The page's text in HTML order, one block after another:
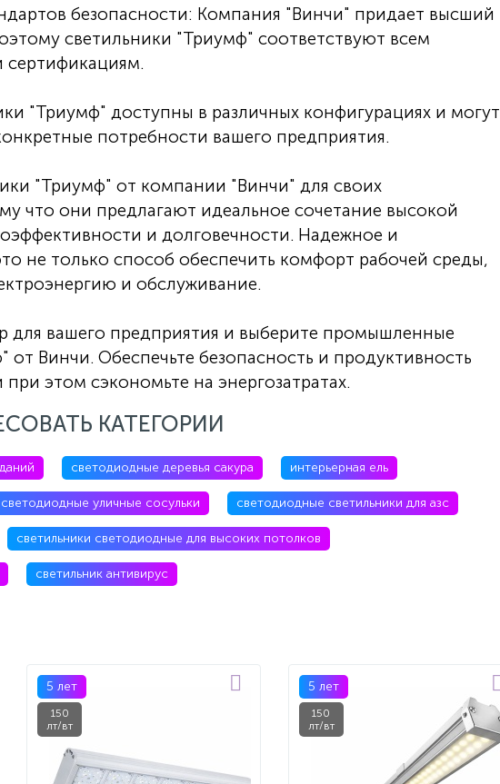
безопасности: Компания "Винчи" придает высший
светильники "Триумф" соответствуют всем
"Триумф" доступны в различных конфигурациях и могут
потребности вашего предприятия.
"Триумф" от компании "Винчи" для своих
что они предлагают идеальное сочетание высокой
и долговечности. Надежное и
не только способ обеспечить комфорт рабочей среды,
и обслуживание.
для вашего предприятия и выберите промышленные
Винчи. Обеспечьте безопасность и продуктивность
этом сэкономьте на энергозатратах.
КАТЕГОРИИ
светодиодные деревья сакура интерьерная ель
уличные сосульки светодиодные светильники для азс
светильники светодиодные для высоких потолков
светильник антивирус
5 лет
150
лт/вт
5 лет
150
лт/вт